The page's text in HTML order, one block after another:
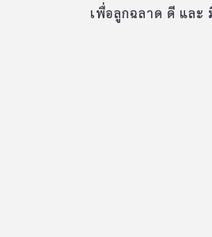
เพื่อลูกฉลาด ดี และ